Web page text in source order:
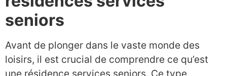
seniors
Avant de plonger dans le vaste monde des
loisirs, il est crucial de comprendre ce qu’est